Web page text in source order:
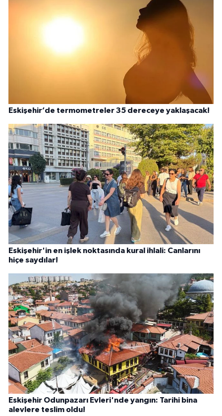
Eskişehir’de termometreler 35 dereceye yaklaşacak!
Eskişehir'in en işlek noktasında kural ihlali: Canlarını
hiçe saydılar!
Eskişehir Odunpazarı Evleri'nde yangın: Tarihi bina
alevlere teslim oldu!